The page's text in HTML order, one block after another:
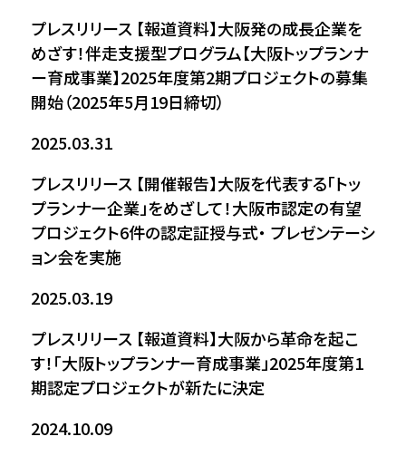
プレスリリース 【報道資料】大阪発の成長企業を
めざす！伴走支援型プログラム【大阪トップランナ
ー育成事業】2025年度第2期プロジェクトの募集
開始（2025年5月19日締切）
2025.03.31
プレスリリース 【開催報告】大阪を代表する「トッ
プランナー企業」をめざして！大阪市認定の有望
プロジェクト6件の認定証授与式・ プレゼンテーシ
ョン会を実施
2025.03.19
プレスリリース 【報道資料】大阪から革命を起こ
す！「大阪トップランナー育成事業」2025年度第1
期認定プロジェクトが新たに決定
2024.10.09